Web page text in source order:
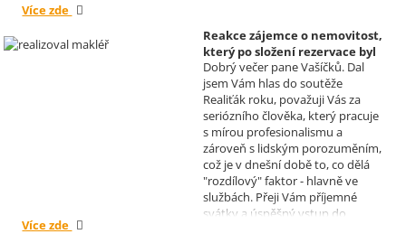
Více zde
Reakce zájemce o nemovitost,
který po složení rezervace byl
nucen od koupi odstoupit.
Realizoval makléř: David
Vašíček
Dobrý večer pane Vašíčků. Dal
jsem Vám hlas do soutěže
Realiťák roku, považuji Vás za
seriózního člověka, který pracuje
s mírou profesionalismu a
zároveň s lidským porozuměním,
což je v dnešní době to, co dělá
"rozdílový" faktor - hlavně ve
službách. Přeji Vám příjemné
svátky a úspěšný vstup do
Více zde